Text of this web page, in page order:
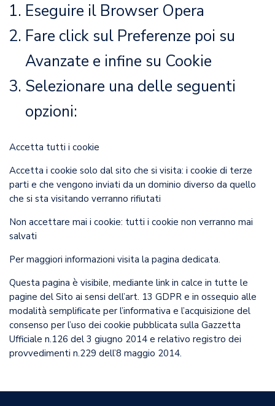
Eseguire il Browser Opera
Fare click sul Preferenze poi su
Avanzate e infine su Cookie
Selezionare una delle seguenti
opzioni:
Accetta tutti i cookie
Accetta i cookie solo dal sito che si visita: i cookie di terze
parti e che vengono inviati da un dominio diverso da quello
che si sta visitando verranno rifiutati
Non accettare mai i cookie: tutti i cookie non verranno mai
salvati
Per maggiori informazioni visita la pagina dedicata.
Questa pagina è visibile, mediante link in calce in tutte le
pagine del Sito ai sensi dell’art. 13 GDPR e in ossequio alle
modalità semplificate per l’informativa e l’acquisizione del
consenso per l’uso dei cookie pubblicata sulla Gazzetta
Ufficiale n.126 del 3 giugno 2014 e relativo registro dei
provvedimenti n.229 dell’8 maggio 2014.